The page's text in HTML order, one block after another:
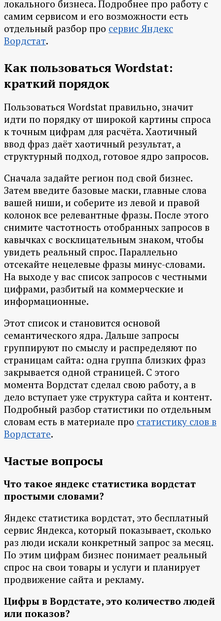
локального бизнеса. Подробнее про работу с
самим сервисом и его возможности есть
отдельный разбор про сервис Яндекс
Вордстат.
Как пользоваться Wordstat:
краткий порядок
Пользоваться Wordstat правильно, значит
идти по порядку от широкой картины спроса
к точным цифрам для расчёта. Хаотичный
ввод фраз даёт хаотичный результат, а
структурный подход, готовое ядро запросов.
Сначала задайте регион под свой бизнес.
Затем введите базовые маски, главные слова
вашей ниши, и соберите из левой и правой
колонок все релевантные фразы. После этого
снимите частотность отобранных запросов в
кавычках с восклицательным знаком, чтобы
увидеть реальный спрос. Параллельно
отсекайте нецелевые фразы минус-словами.
На выходе у вас список запросов с честными
цифрами, разбитый на коммерческие и
информационные.
Этот список и становится основой
семантического ядра. Дальше запросы
группируют по смыслу и распределяют по
страницам сайта: одна группа близких фраз
закрывается одной страницей. С этого
момента Вордстат сделал свою работу, а в
дело вступает уже структура сайта и контент.
Подробный разбор статистики по отдельным
словам есть в материале про статистику слов в
Вордстате.
Частые вопросы
Что такое яндекс статистика вордстат
простыми словами?
Яндекс статистика вордстат, это бесплатный
сервис Яндекса, который показывает, сколько
раз люди искали конкретный запрос за месяц.
По этим цифрам бизнес понимает реальный
спрос на свои товары и услуги и планирует
продвижение сайта и рекламу.
Цифры в Вордстате, это количество людей
или показов?